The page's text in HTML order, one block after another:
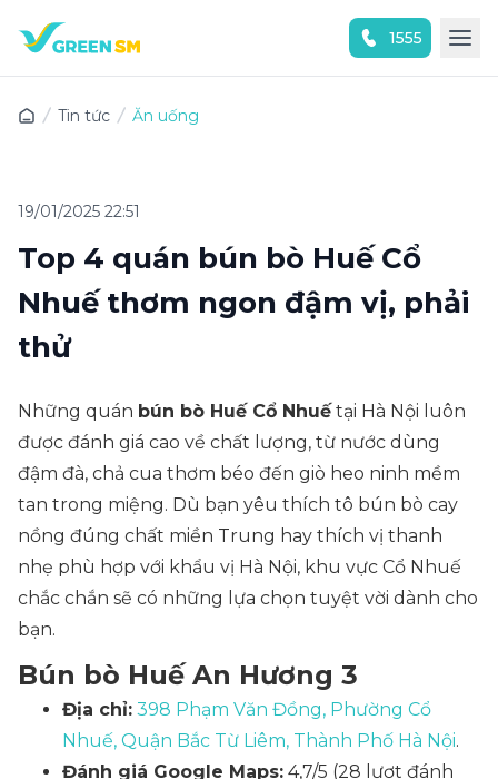
1555
Tin tức Ăn uống
19/01/2025 22:51
Top 4 quán bún bò Huế Cổ
Nhuế thơm ngon đậm vị, phải
thử
Những quán bún bò Huế Cổ Nhuếtại Hà Nội luôn
được đánh giá cao về chất lượng, từ nước dùng
đậm đà, chả cua thơm béo đến giò heo ninh mềm
tan trong miệng. Dù bạn yêu thích tô bún bò cay
nồng đúng chất miền Trung hay thích vị thanh
nhẹ phù hợp với khẩu vị Hà Nội, khu vực Cổ Nhuế
chắc chắn sẽ có những lựa chọn tuyệt vời dành cho
bạn.
Bún bò Huế An Hương 3
Địa chỉ: 398 Phạm Văn Đồng, Phường Cổ
Nhuế, Quận Bắc Từ Liêm, Thành Phố Hà Nội.
Đánh giá Google Maps: 4,7/5 (28 lượt đánh